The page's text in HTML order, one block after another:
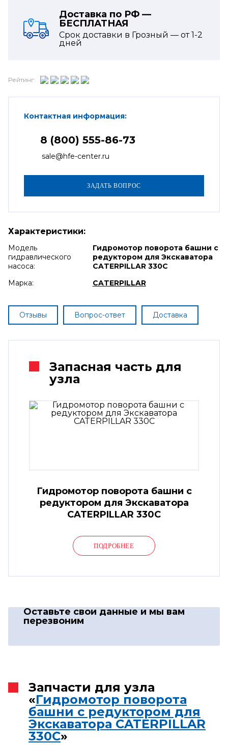
Доставка по РФ —
БЕСПЛАТНАЯ
Срок доставки в Грозный — от1-2
дней
Рейтинг:
Контактная информация:
8 (800) 555-86-73
sale@hfe-center.ru
Характеристики:
Модель
гидравлического
насоса:
Гидромотор поворота башни с
редуктором для Экскаватора
CATERPILLAR 330C
Марка:
CATERPILLAR
Отзывы Вопрос-ответ Доставка
Запасная часть для
узла
Гидромотор поворота башни с
редуктором для Экскаватора
CATERPILLAR 330C
ПОДРОБНЕЕ
Оставьте свои данные и мы вам
перезвоним
Запчасти для узла
«Гидромотор поворота
башни с редуктором для
Экскаватора CATERPILLAR
330C»